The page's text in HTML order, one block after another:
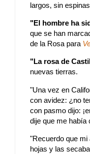
largos, sin
"El hombre ha
que se han
de la Rosa para
"La rosa de
nuevas tierras.
"Una vez en
con avidez: ¿no
con pasmo dijo:
dije que me había
"Recuerdo que mi
hojas y las